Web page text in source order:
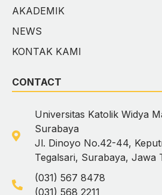
AKADEMIK
NEWS
KONTAK KAMI
CONTACT
Universitas Katolik Widya
Surabaya
Jl. Dinoyo No.42-44,
Tegalsari, Surabaya, Jawa
(031) 567 8478
(031) 568 2211